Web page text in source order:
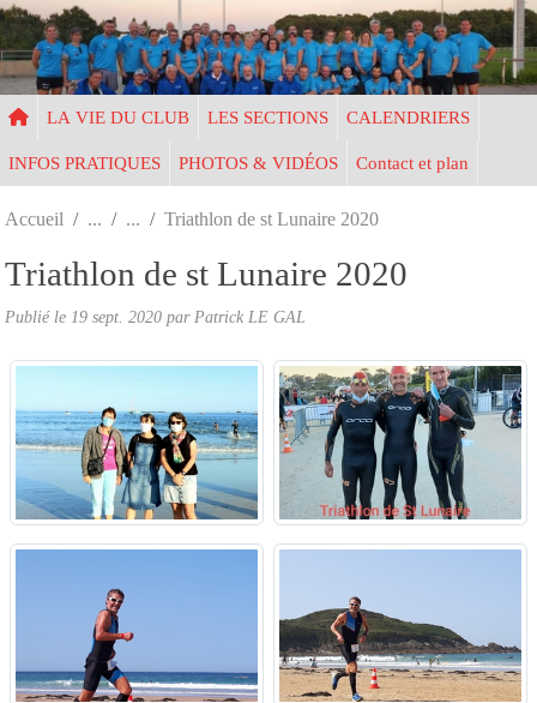
LA VIE DU CLUB LES SECTIONS CALENDRIERS
INFOS PRATIQUES PHOTOS & VIDÉOS Contact et plan
Accueil Triathlon de st Lunaire 2020
Triathlon de st Lunaire 2020
Publié le 19 sept. 2020 par Patrick LE GAL
Panneau de gestion des cookies